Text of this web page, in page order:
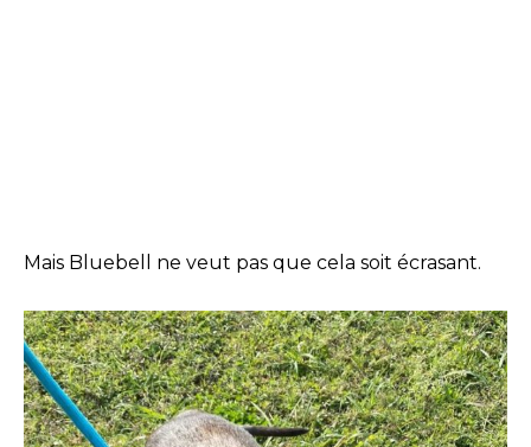
Mais Bluebell ne veut pas que cela soit écrasant.